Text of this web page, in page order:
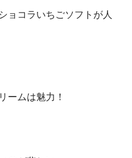
ョコラいちごソフトが人
ームは魅力！